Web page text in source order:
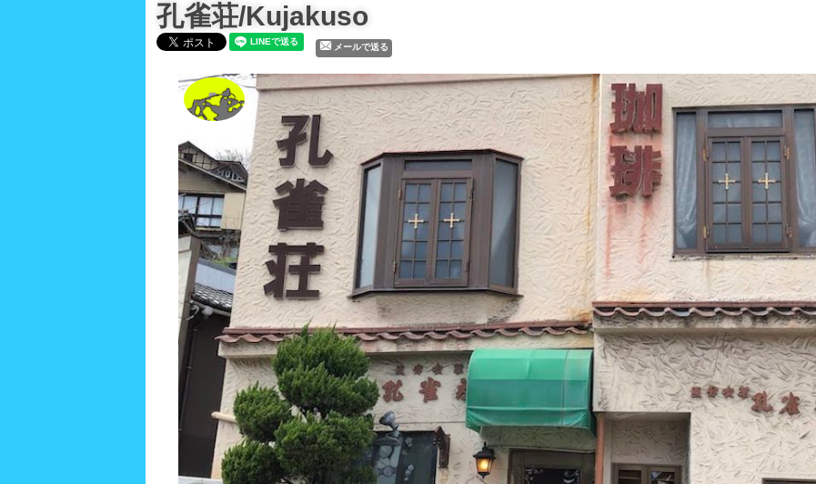
孔雀荘/Kujakuso
メールで送る